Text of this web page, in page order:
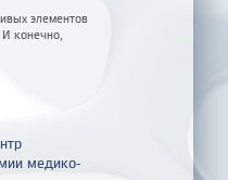
элементов
И конечно,
медико-